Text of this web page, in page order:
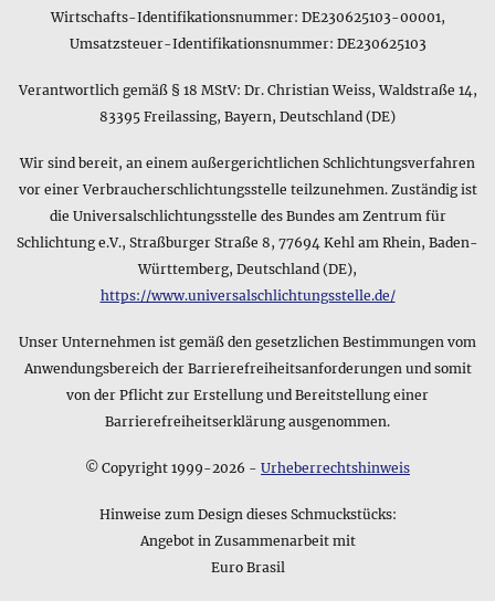
Welche Kurzinformation zum Lieferumfang des Produkts
Goldfarbene Kette • Zubehör gibt der Hersteller an?
Produkts Goldfarbene Kette • Zubehör bietet sich folgende
Kurzfassung an: mit schwarzer Papierverpackung. Sollten Sie
Bereich dieser Produktseite mehr Informationen finden wie
z.B. die Größe oder das verwendete Material der Verpackung.
Wirtschafts-Identifikationsnummer: DE230625103-00001,
Umsatzsteuer-Identifikationsnummer: DE230625103
Verantwortlich gemäß § 18 MStV: Dr. Christian Weiss, Waldstraße 14,
83395 Freilassing, Bayern, Deutschland (DE)
Wir sind bereit, an einem außergerichtlichen Schlichtungsverfahren
vor einer Verbraucherschlichtungsstelle teilzunehmen. Zuständig ist
die Universalschlichtungsstelle des Bundes am Zentrum für
Schlichtung e.V., Straßburger Straße 8, 77694 Kehl am Rhein, Baden-
Württemberg, Deutschland (DE),
https://www.universalschlichtungsstelle.de/
Unser Unternehmen ist gemäß den gesetzlichen Bestimmungen vom
Anwendungsbereich der Barrierefreiheitsanforderungen und somit
von der Pflicht zur Erstellung und Bereitstellung einer
Barrierefreiheitserklärung ausgenommen.
© Copyright 1999-2026 - Urheberrechtshinweis
Hinweise zum Design dieses Schmuckstücks:
Angebot in Zusammenarbeit mit
Euro Brasil